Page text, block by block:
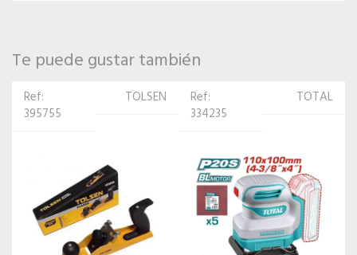
Te puede gustar también
Ref:
334235
TOTAL
Ref:
465410
TOTAL